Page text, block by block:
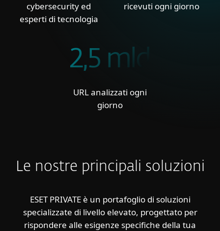
cybersecurity ed
esperti di tecnologia
ricevuti ogni giorno
2,5 mld
URL analizzati ogni
giorno
Le nostre principali soluzioni
ESET PRIVATE è un portafoglio di soluzioni
specializzate di livello elevato, progettato per
rispondere alle esigenze specifiche della tua